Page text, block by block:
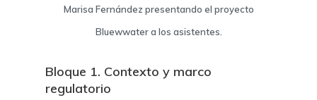
Marisa Fernández presentando el proyecto
Bluewwater a los asistentes.
Bloque 1. Contexto y marco
regulatorio